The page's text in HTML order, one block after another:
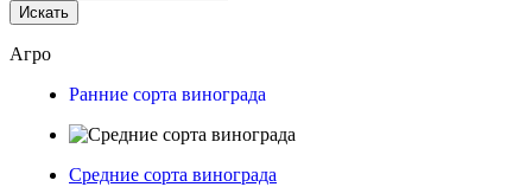
Искать
Агро
Ранние сорта винограда
Средние сорта винограда